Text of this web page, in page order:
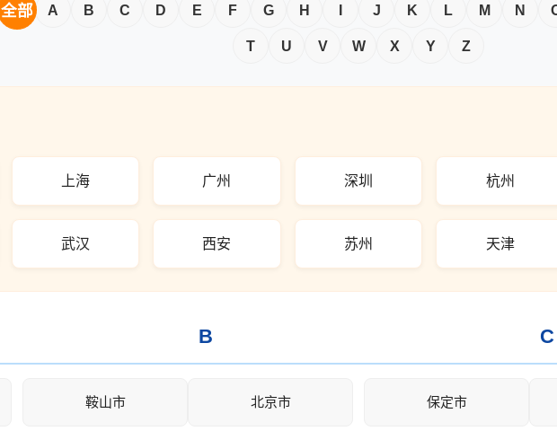
全部 A B C D E F G H J K L M N
T U V W X Y Z
上海 广州 深圳 杭州
武汉 西安 苏州 天津
鞍山市
B
北京市 保定市
C